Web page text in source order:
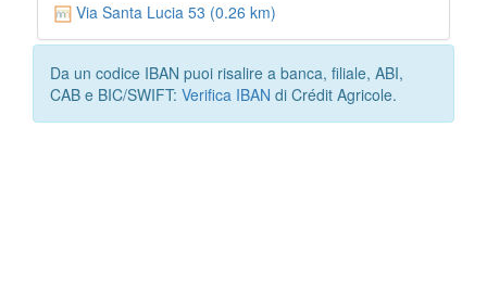
Via Santa Lucia 53 (0.26 km)
Da un codice IBAN puoi risalire a banca, filiale, ABI,
CAB e BIC/SWIFT: Verifica IBAN di Crédit Agricole.